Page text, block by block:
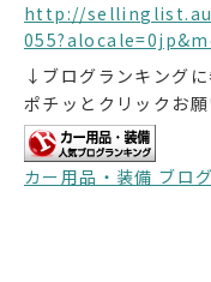
http://
↓ブログランキング
ポチッとクリックお願
カー用品・装備 ブロ